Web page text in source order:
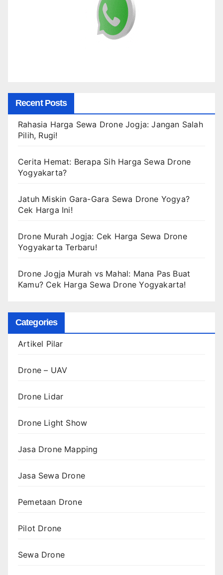
Recent Posts
Rahasia Harga Sewa Drone Jogja: Jangan Salah
Pilih, Rugi!
Cerita Hemat: Berapa Sih Harga Sewa Drone
Yogyakarta?
Jatuh Miskin Gara-Gara Sewa Drone Yogya?
Cek Harga Ini!
Drone Murah Jogja: Cek Harga Sewa Drone
Yogyakarta Terbaru!
Drone Jogja Murah vs Mahal: Mana Pas Buat
Kamu? Cek Harga Sewa Drone Yogyakarta!
Categories
Artikel Pilar
Drone – UAV
Drone Lidar
Drone Light Show
Jasa Drone Mapping
Jasa Sewa Drone
Pemetaan Drone
Pilot Drone
Sewa Drone